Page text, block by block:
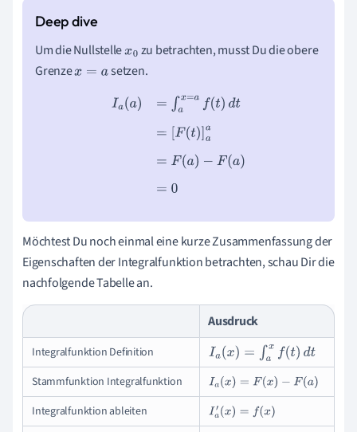
Um die Nullstellex0 zu betrachten, musst Du die obere
Grenzex= a
setzen.
∫ax=af dt=[F( ]aa=F( a)−
Möchtest Du noch einmal eine kurze Zusammenfassung der
Eigenschaften der Integralfunktion betrachten, schau Dir die
nachfolgende Tabelle an.
Ausdruck
Integralfunktion Definition Ia(x)=∫ axf (t)d t
Stammfunktion Integralfunktion Ia(x)=F (x) −F(a)
Integralfunktion ableiten
Ia′(x)= (x)